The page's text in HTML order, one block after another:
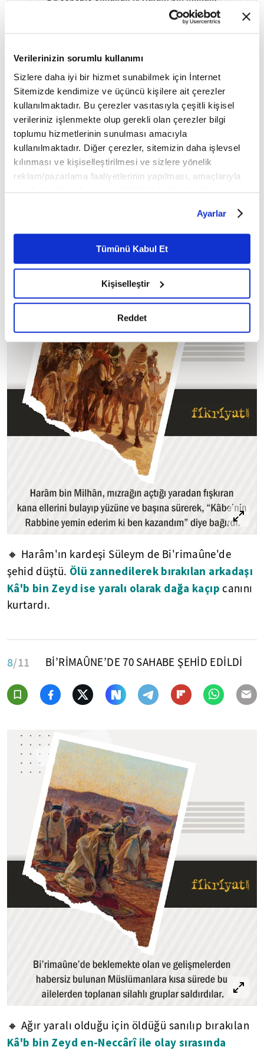
Verilerinizin sorumlu kullanımı
Sizlere daha iyi bir hizmet sunabilmek için İnternet
Sitemizde kendimize ve üçüncü kişilere ait çerezler
kullanılmaktadır. Bu çerezler vasıtasıyla çeşitli kişisel
verileriniz işlenmekte olup gerekli olan çerezler bilgi
toplumu hizmetlerinin sunulması amacıyla
kullanılmaktadır. Diğer çerezler, sitemizin daha işlevsel
kılınması ve kişiselleştirilmesi ve sizlere yönelik
reklam/pazarlama faaliyetlerinin yapılması, amaçlarıyla
sınırlı olarak açık rızanız dahilinde kullanılacaktır.
belirleyebilirsiniz. Çerezlere ilişkin detaylı bilgi için
Ayarlar butonuna tıklayabilir,Çerez Bilgilendirme
Metnimizi ziyaret edebilirsiniz.
6698 sayılı Kişisel Verilerin Korunması Kanunu uyarınca
okumak ve sitemizi ziyaretiniz kapsamında
gerçekleştirilen veri işleme faaliyetleri ile ilgili daha
detaylı bilgi almak için lütfentıklayınız.
Ayarlar
Tümünü Kabul Et
Kişiselleştir
Reddet
🔸 Âmir,Resûl-i Ekrem'in mektubunu açıp
okumadığı gibikonuşmakta olan Harâm'ı
mızrakla öldürttü veya kendisi öldürdü.
🔍Cennete kapı açan yemin: Rıdvan biatı
‘KÂBE’NİN RABBİNE YEMİN EDERİM Kİ
BEN KAZANDIM’
🔸 Harâm'ın kardeşi Süleym de Bi'rimaûne'de
şehid düştü. Ölü zannedilerek bırakılan arkadaşı
Kâ'b bin Zeyd ise yaralı olarak dağa kaçıp canını
kurtardı.
8/11 Bİ’RİMAÛNE’DE 70 SAHABE ŞEHİD EDİLDİ
🔸 Ağır yaralı olduğu için öldüğü sanılıp bırakılan
Kâ'b bin Zeyd en-Neccârî ile olay sırasında